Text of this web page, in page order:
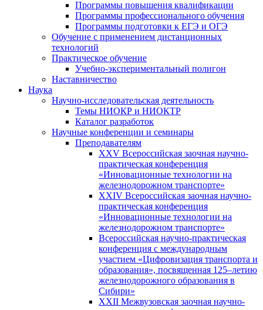
Программы повышения квалификации
Программы профессионального обучения
Программы подготовки к ЕГЭ и ОГЭ
Обучение с применением дистанционных
технологий
Практическое обучение
Учебно-экспериментальный полигон
Наставничество
Наука
Научно-исследовательская деятельность
Темы НИОКР и НИОКТР
Каталог разработок
Научные конференции и семинары
Преподавателям
XXV Всероссийская заочная научно-
практическая конференция
«Инновационные технологии на
железнодорожном транспорте»
XXIV Всероссийская заочная научно-
практическая конференция
«Инновационные технологии на
железнодорожном транспорте»
Всероссийская научно-практическая
конференция с международным
участием «Цифровизация транспорта и
образования», посвященная 125–летию
железнодорожного образования в
Сибири»
XXII Межвузовская заочная научно-